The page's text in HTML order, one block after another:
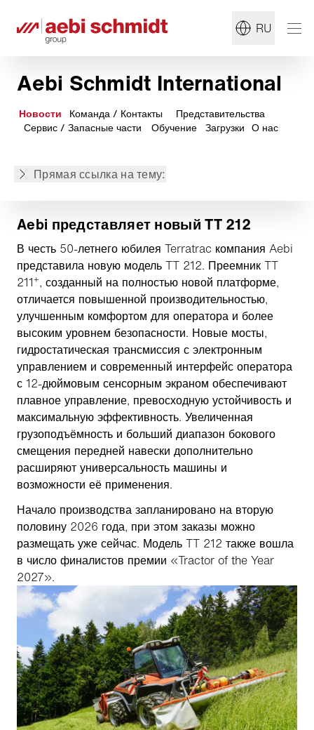
RU
Aebi Schmidt International
Новости Команда / Контакты
Представительства
Сервис / Запасные части
Обучение Загрузки О нас
Прямая ссылка на тему:
Aebi представляет новый TT 212
Как аэропорт, расположенный к северу от
Полярного круга, готовится к зиме?
Машины для решения разнообразных задач в
Чили
Schmidt Flexigo 150
Aebi представляет новый TT 212
В честь 50-летнего юбилея Terratrac компания Aebi
представила новую модель TT 212. Преемник TT
211+, созданный на полностью новой платформе,
отличается повышенной производительностью,
улучшенным комфортом для оператора и более
высоким уровнем безопасности. Новые мосты,
гидростатическая трансмиссия с электронным
управлением и современный интерфейс оператора
с 12-дюймовым сенсорным экраном обеспечивают
плавное управление, превосходную устойчивость и
максимальную эффективность. Увеличенная
грузоподъёмность и больший диапазон бокового
смещения передней навески дополнительно
расширяют универсальность машины и
возможности её применения.
Начало производства запланировано на вторую
половину 2026 года, при этом заказы можно
размещать уже сейчас. Модель TT 212 также вошла
в число финалистов премии «Tractor of the Year
2027».